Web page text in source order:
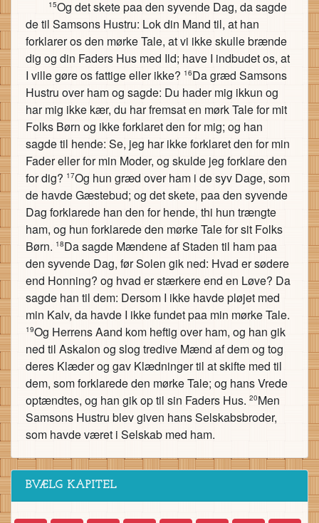
15Og det skete paa den syvende Dag, da sagde
de til Samsons Hustru: Lok din Mand til, at han
forklarer os den mørke Tale, at vi ikke skulle brænde
dig og din Faders Hus med Ild; have I indbudet os, at
I ville gøre os fattige eller ikke? 16Da græd Samsons
Hustru over ham og sagde: Du hader mig ikkun og
har mig ikke kær, du har fremsat en mørk Tale for mit
Folks Børn og ikke forklaret den for mig; og han
sagde til hende: Se, jeg har ikke forklaret den for min
Fader eller for min Moder, og skulde jeg forklare den
for dig? 17Og hun græd over ham i de syv Dage, som
de havde Gæstebud; og det skete, paa den syvende
Dag forklarede han den for hende, thi hun trængte
ham, og hun forklarede den mørke Tale for sit Folks
Børn. 18Da sagde Mændene af Staden til ham paa
den syvende Dag, før Solen gik ned: Hvad er sødere
end Honning? og hvad er stærkere end en Løve? Da
sagde han til dem: Dersom I ikke havde pløjet med
min Kalv, da havde I ikke fundet paa min mørke Tale.
19Og Herrens Aand kom heftig over ham, og han gik
ned til Askalon og slog tredive Mænd af dem og tog
deres Klæder og gav Klædninger til at skifte med til
dem, som forklarede den mørke Tale; og hans Vrede
optændtes, og han gik op til sin Faders Hus. 20Men
Samsons Hustru blev given hans Selskabsbroder,
som havde været i Selskab med ham.
BVÆLG KAPITEL